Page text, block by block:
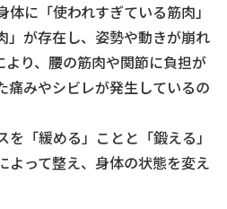
に「使われすぎている筋肉」
」が存在し、姿勢や動きが崩れ
より、腰の筋肉や関節に負担が
痛みやシビレが発生しているの
「緩める」ことと「鍛える」
よって整え、身体の状態を変え